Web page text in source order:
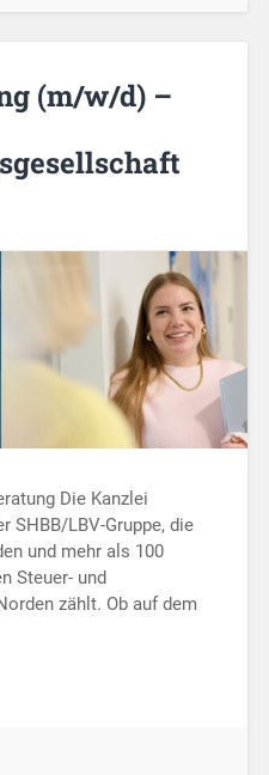
(m/w/d) –
Die Kanzlei
SHBB/LBV-Gruppe, die
und mehr als 100
Steuer- und
zählt. Ob auf dem